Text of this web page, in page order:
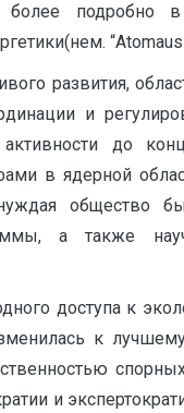
подробно в
развития,
и
до
в ядерной
общество
а также
доступа к
к
и